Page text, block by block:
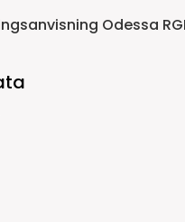
Odessa